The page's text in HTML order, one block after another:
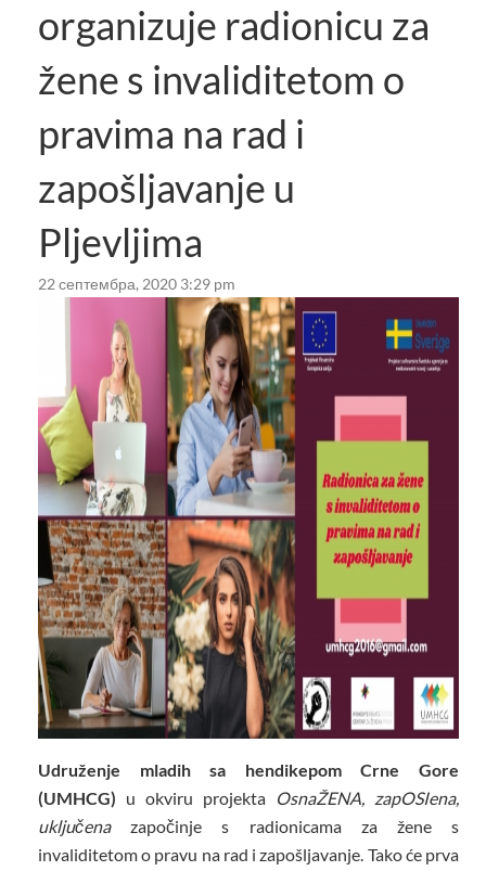
organizuje radionicu za
žene s invaliditetom o
pravima na rad i
zapošljavanje u
Pljevljima
22 септембра, 2020 3:29 pm
Udruženje mladih sa hendikepom Crne Gore
(UMHCG) u okviru projekta OsnaŽENA, zapOSIena,
uključenazapočinje s radionicama za žene s
invaliditetom o pravu na rad i zapošljavanje. Tako će prva